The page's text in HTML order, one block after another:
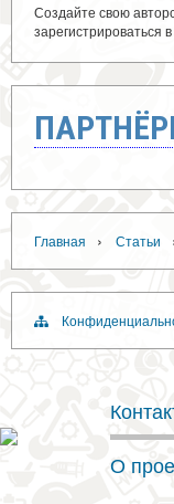
Создайте свою
зарегистрироваться
Главная › Статьи
О